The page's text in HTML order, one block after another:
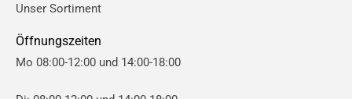
Unser Sortiment
Öffnungszeiten
Mo 08:00-12:00 und 14:00-18:00